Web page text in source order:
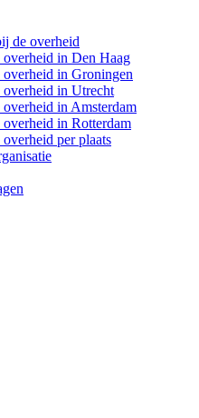
de overheid
overheid in Den Haag
overheid in Groningen
overheid in Utrecht
overheid in Amsterdam
overheid in Rotterdam
per plaats